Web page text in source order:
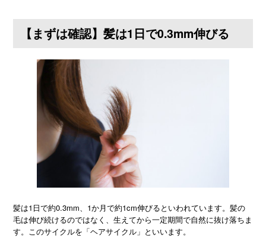
【まずは確認】髪は1日で0.3mm伸びる
髪は1日で約0.3mm、1か月で約1cm伸びるといわれています。髪の
毛は伸び続けるのではなく、生えてから一定期間で自然に抜け落ちま
す。このサイクルを「ヘアサイクル」といいます。